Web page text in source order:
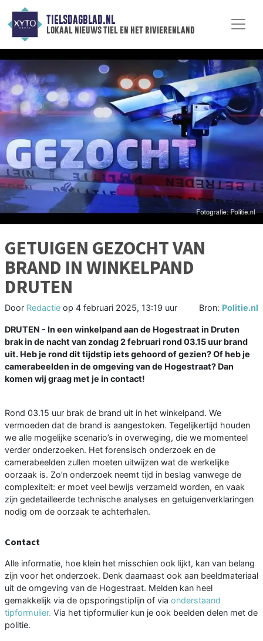
TIELSDAGBLAD.NL
lokaal nieuws tiel en het rivierenland
GETUIGEN GEZOCHT VAN
BRAND IN WINKELPAND
DRUTEN
Door Redactie op 4 februari 2025, 13:19 uur Bron: Politie.nl
DRUTEN - In een winkelpand aan de Hogestraat in Druten
brak in de nacht van zondag 2 februari rond 03.15 uur brand
uit. Heb je rond dit tijdstip iets gehoord of gezien? Of heb je
camerabeelden in de omgeving van de Hogestraat? Dan
komen wij graag met je in contact!
Rond 03.15 uur brak de brand uit in het winkelpand. We
vermoeden dat de brand is aangestoken. Tegelijkertijd houden
we alle mogelijke scenario’s in overweging, die we momenteel
verder onderzoeken. Het forensisch onderzoek en de
camerabeelden zullen moeten uitwijzen wat de werkelijke
oorzaak is. Zo’n onderzoek neemt tijd in beslag vanwege de
complexiteit: er moet veel bewijs verzameld worden, en vaak
zijn gedetailleerde technische analyses en getuigenverklaringen
nodig om de oorzaak te achterhalen.
Contact
Alle informatie, hoe klein het misschien ook lijkt, kan van belang
zijn voor het onderzoek. Denk daarnaast ook aan beeldmateriaal
uit de omgeving van de Hogestraat. Melden kan heel
gemakkelijk via de opsporingstiplijn of via onderstaand
tipformulier. Via het tipformulier kun je ook beelden delen met de
politie.